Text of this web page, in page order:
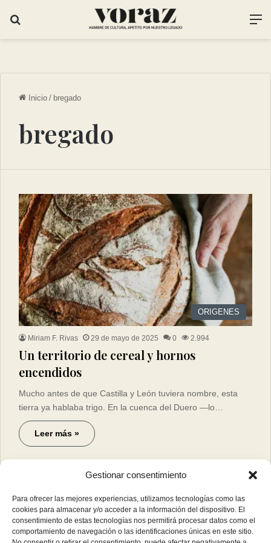
Gestionar consentimiento
Para ofrecer las mejores experiencias, utilizamos tecnologías como las
cookies para almacenar y/o acceder a la información del dispositivo. El
consentimiento de estas tecnologías nos permitirá procesar datos como el
comportamiento de navegación o las identificaciones únicas en este sitio.
Inicio / bregado
bregado
ORIGENES
Miriam F. Rivas 29 de mayo de 2025 0 2.994
Un territorio de cereal y hornos
encendidos
Mucho antes de que Castilla y León tuviera nombre, esta
tierra ya hablaba trigo. En la cuenca del Duero —lo…
Leer más »